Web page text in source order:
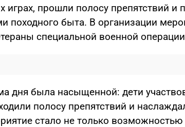
играх, прошли полосу препятствий и
походного быта. В организации
специальной военной
дня была насыщенной: дети
полосу препятствий и
стало не только возможностью